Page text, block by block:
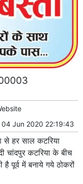
04 Jun 2020 22:19:43
से हर साल कटरिया
चांदपुर कटरिया के बीच
पूर्व में बनाये गये ठोकरों